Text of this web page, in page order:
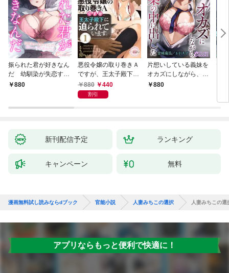
振られた君が好きなん
だ 幼馴染が失恋する
たびに慰めエッチを求
880
悪役令嬢の取り巻きＡ
ですが、王太子殿下に
迫られています。①
880 440
割引
片想いしている義妹を
オカズにしながら、幼
馴染の中に出した
880
新刊配信予定 ランキング
キャンペーン 無料
漫画無料試し読みならdブック 官能小説 人妻みちこの選択 人妻みちこの選
アプリならもっと便利で快適に！